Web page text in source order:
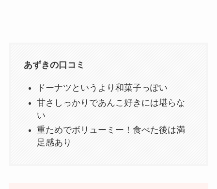
あずきの口コミ
ドーナツというより和菓子っぽい
甘さしっかりであんこ好きには堪らな
い
重ためでボリューミー！食べた後は満
足感あり